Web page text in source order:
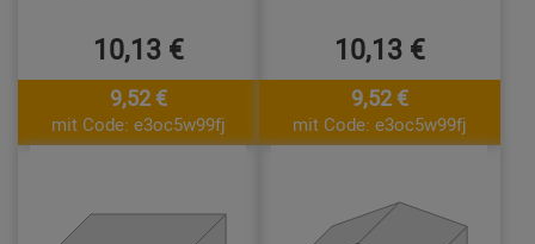
10,13 €
9,52 €
mit Code: e3oc5w99fj
10,13 €
9,52 €
mit Code: e3oc5w99fj